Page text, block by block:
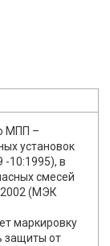
МПП –
установок
-10:1995), в
смесей
2002 (МЭК
маркировку
защиты от